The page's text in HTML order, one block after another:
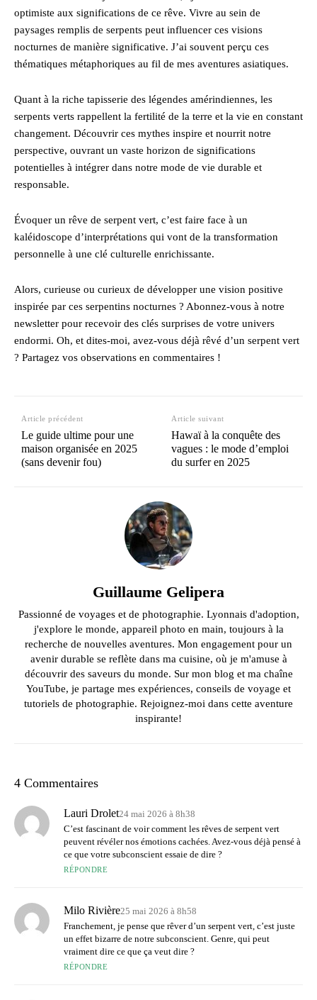
optimiste aux significations de ce rêve. Vivre au sein de
paysages remplis de serpents peut influencer ces visions
nocturnes de manière significative. J’ai souvent perçu ces
thématiques métaphoriques au fil de mes aventures asiatiques.
Quant à la riche tapisserie des légendes amérindiennes, les
serpents verts rappellent la fertilité de la terre et la vie en constant
changement. Découvrir ces mythes inspire et nourrit notre
perspective, ouvrant un vaste horizon de significations
potentielles à intégrer dans notre mode de vie durable et
responsable.
Évoquer un rêve de serpent vert, c’est faire face à un
kaléidoscope d’interprétations qui vont de la transformation
personnelle à une clé culturelle enrichissante.
Alors, curieuse ou curieux de développer une vision positive
inspirée par ces serpentins nocturnes ? Abonnez-vous à notre
newsletter pour recevoir des clés surprises de votre univers
endormi. Oh, et dites-moi, avez-vous déjà rêvé d’un serpent vert
? Partagez vos observations en commentaires !
Article précédent
Le guide ultime pour une
maison organisée en 2025
(sans devenir fou)
Article suivant
Hawaï à la conquête des
vagues : le mode d’emploi
du surfer en 2025
Guillaume Gelipera
Passionné de voyages et de photographie. Lyonnais d'adoption,
j'explore le monde, appareil photo en main, toujours à la
recherche de nouvelles aventures. Mon engagement pour un
avenir durable se reflète dans ma cuisine, où je m'amuse à
découvrir des saveurs du monde. Sur mon blog et ma chaîne
YouTube, je partage mes expériences, conseils de voyage et
tutoriels de photographie. Rejoignez-moi dans cette aventure
inspirante!
4 Commentaires
Lauri Drolet24 mai 2026 à 8h38
C’est fascinant de voir comment les rêves de serpent vert
peuvent révéler nos émotions cachées. Avez-vous déjà pensé à
ce que votre subconscient essaie de dire ?
RÉPONDRE
Milo Rivière25 mai 2026 à 8h58
Franchement, je pense que rêver d’un serpent vert, c’est juste
un effet bizarre de notre subconscient. Genre, qui peut
vraiment dire ce que ça veut dire ?
RÉPONDRE